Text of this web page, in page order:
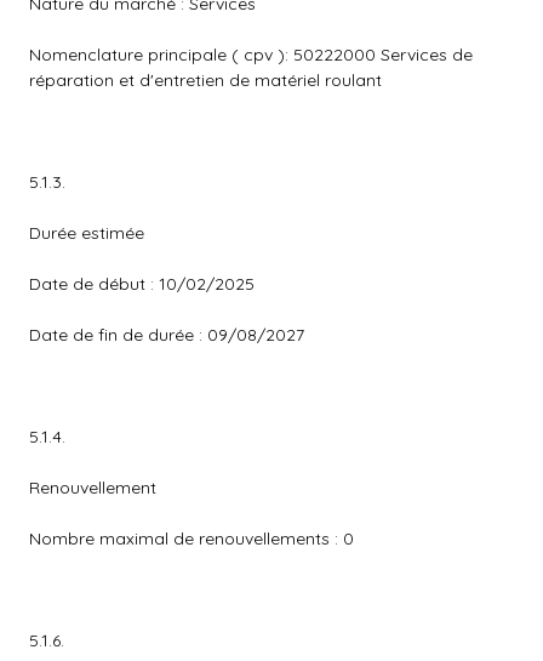
Nomenclature principale ( cpv ): 50222000 Services de
réparation et d'entretien de matériel roulant
5.1.3.
Durée estimée
Date de début : 10/02/2025
Date de fin de durée : 09/08/2027
5.1.4.
Renouvellement
Nombre maximal de renouvellements : 0
5.1.6.